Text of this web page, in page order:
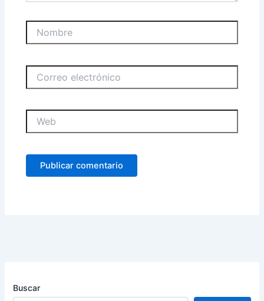
electrónico
Buscar